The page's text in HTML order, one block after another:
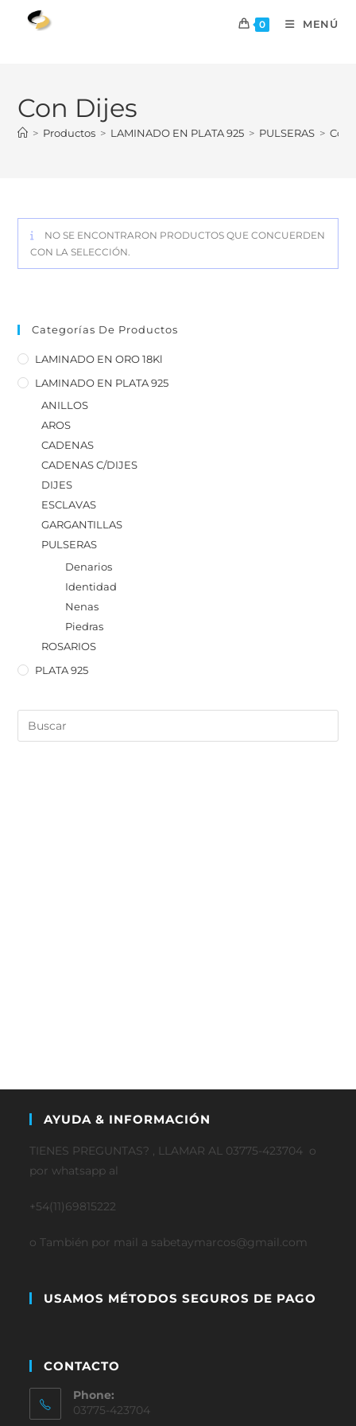
0 MENÚ
Con Dijes
> Productos > LAMINADO EN PLATA 925 > PULSERAS > Con
NO SE ENCONTRARON PRODUCTOS QUE CONCUERDEN
CON LA SELECCIÓN.
Categorías De Productos
LAMINADO EN ORO 18Kl
LAMINADO EN PLATA 925
ANILLOS
AROS
CADENAS
CADENAS C/DIJES
DIJES
ESCLAVAS
GARGANTILLAS
PULSERAS
Denarios
Identidad
Nenas
Piedras
ROSARIOS
PLATA 925
AYUDA & INFORMACIÓN
TIENES PREGUNTAS? , LLAMAR AL 03775-423704 o
por whatsapp al
+54(11)69815222
o También por mail a sabetaymarcos@gmail.com
USAMOS MÉTODOS SEGUROS DE PAGO
CONTACTO
Phone:
03775-423704